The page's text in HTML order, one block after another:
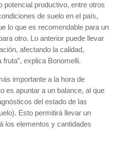
potencial productivo, entre otros
de suelo en el país,
lo que es recomendable para un
otro. Lo anterior puede llevar
afectando la calidad,
explica Bonomelli.
importante a la hora de
es apuntar a un balance, al que
del estado de las
Esto permitirá llevar un
los elementos y cantidades